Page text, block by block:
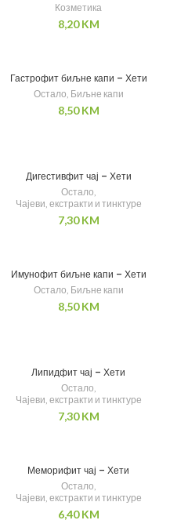
Козметика
8,20KM
Гастрофит биљне капи – Хети
Остало, Биљне капи
8,50KM
Дигестивфит чај – Хети
Остало,
Чајеви, екстракти и тинктуре
7,30KM
Имунофит биљне капи – Хети
Остало, Биљне капи
8,50KM
Липидфит чај – Хети
Остало,
Чајеви, екстракти и тинктуре
7,30KM
Меморифит чај – Хети
Остало,
Чајеви, екстракти и тинктуре
6,40KM